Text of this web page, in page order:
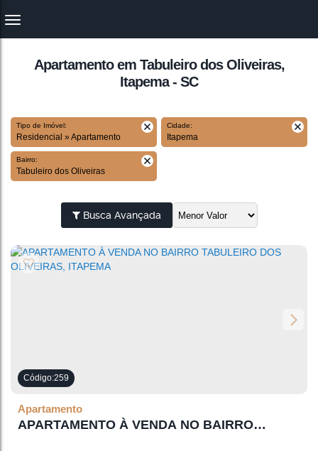
Apartamento em Tabuleiro dos Oliveiras,
Itapema - SC
Tipo de Imóvel:
Residencial » Apartamento
Cidade:
Itapema
Bairro:
Tabuleiro dos Oliveiras
Busca Avançada
259
APARTAMENTO À VENDA NO BAIRRO
Apartamento